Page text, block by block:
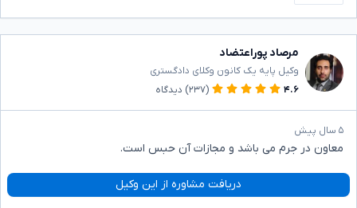
مرصاد پوراعتضاد
وکیل پایه یک کانون وکلای دادگستری
۴.۶
(۲۳۷) دیدگاه
۵ سال پیش
معاون در جرم می باشد و مجازات آن حبس است.
دریافت مشاوره از این وکیل